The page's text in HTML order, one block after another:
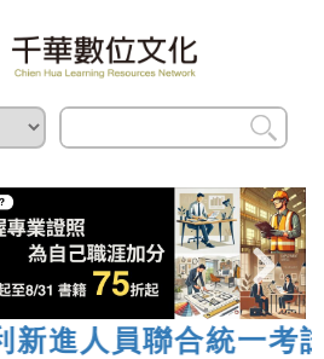
進人員聯合統一考試